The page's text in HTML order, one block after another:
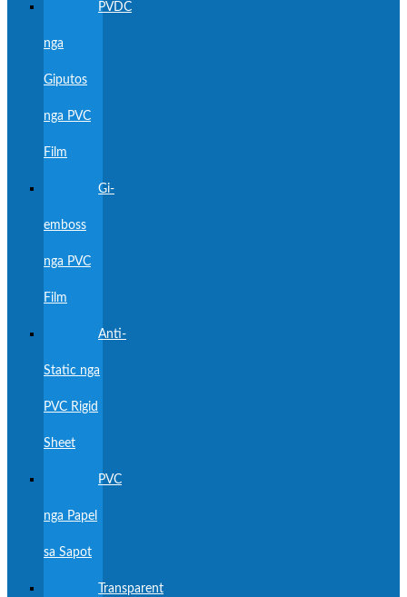
PVDC
nga
Giputos
nga PVC
Film
Gi-
emboss
nga PVC
Film
Anti-
Static nga
PVC Rigid
Sheet
PVC
nga Papel
sa Sapot
Transparent